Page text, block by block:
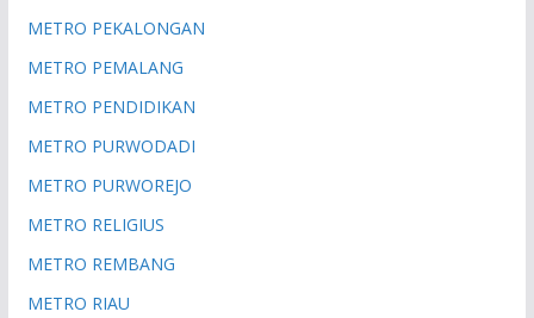
METRO PEKALONGAN
METRO PEMALANG
METRO PENDIDIKAN
METRO PURWODADI
METRO PURWOREJO
METRO RELIGIUS
METRO REMBANG
METRO RIAU